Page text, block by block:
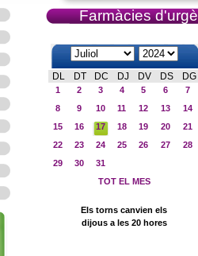
Farmàcies
DL DT DC DJ DV DS DG
1 2 3 4 5 6
7
8
9 10 11 12 13
14
15
16 17 18 19 20
21
22
23 24 25 26 27
28
29
30
31
TOT EL MES
Els torns canvien els
dijous a les 20 hores